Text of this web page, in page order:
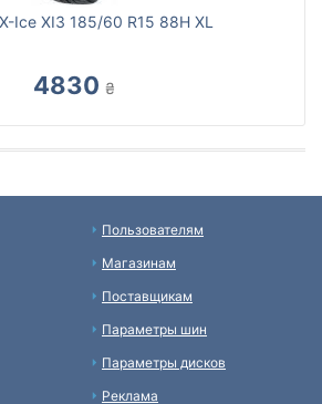
Ice XI3 185/60 R15 88H XL
4830 ₴
Пользователям
Магазинам
Поставщикам
Параметры шин
Параметры дисков
Реклама